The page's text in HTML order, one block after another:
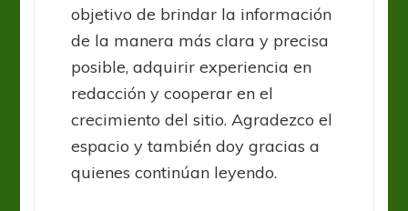
objetivo de brindar la información
de la manera más clara y precisa
posible, adquirir experiencia en
redacción y cooperar en el
crecimiento del sitio. Agradezco el
espacio y también doy gracias a
quienes continúan leyendo.